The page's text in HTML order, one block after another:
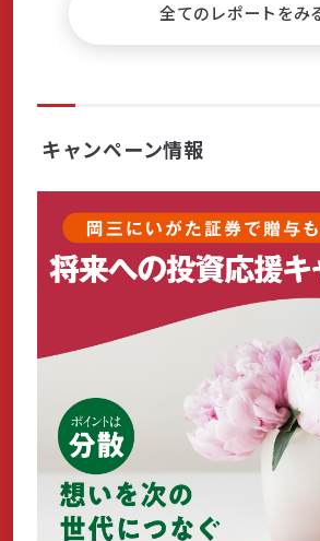
全てのレポートをみ
キャンペーン情報